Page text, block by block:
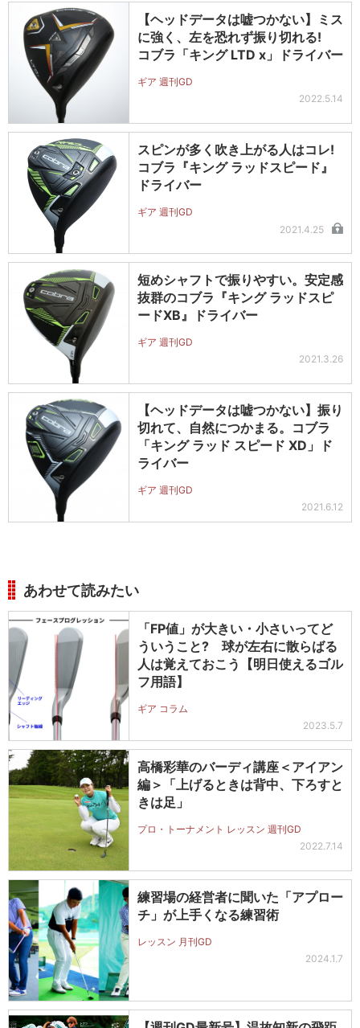
【ヘッドデータは嘘つかない】ミス
に強く、左を恐れず振り切れる!
コブラ「キング LTD x」ドライバー
ギア 週刊GD
2022.5.14
スピンが多く吹き上がる人はコレ!
コブラ『キング ラッドスピード』
ドライバー
ギア 週刊GD
2021.4.25
短めシャフトで振りやすい。安定感
抜群のコブラ『キング ラッドスピ
ードXB』ドライバー
ギア 週刊GD
2021.3.26
【ヘッドデータは嘘つかない】振り
切れて、自然につかまる。コブラ
「キング ラッド スピード XD」ド
ライバー
ギア 週刊GD
2021.6.12
あわせて読みたい
「FP値」が大きい・小さいってど
ういうこと? 球が左右に散らばる
人は覚えておこう【明日使えるゴル
フ用語】
ギア コラム
2023.5.7
高橋彩華のバーディ講座＜アイアン
編＞「上げるときは背中、下ろすと
きは足」
プロ・トーナメント レッスン 週刊GD
2022.7.14
練習場の経営者に聞いた「アプロー
チ」が上手くなる練習術
レッスン 月刊GD
2024.1.7